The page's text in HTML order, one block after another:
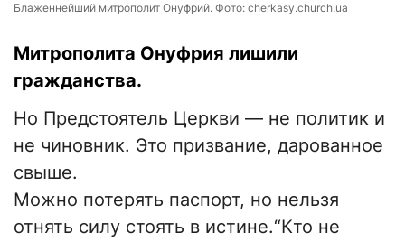
Блаженнейший митрополит Онуфрий. Фото: cherkasy.church.ua
Митрополита Онуфрия лишили
гражданства.
Но Предстоятель Церкви — не политик и
не чиновник. Это призвание, дарованное
свыше.
Можно потерять паспорт, но нельзя
отнять силу стоять в истине.“Кто не